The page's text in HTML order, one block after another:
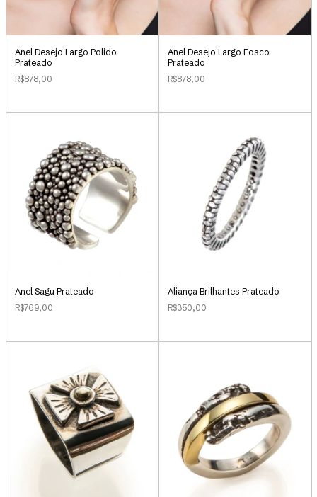
Anel Desejo Largo Polido
Prateado
R$878,00
Anel Desejo Largo Fosco
Prateado
R$878,00
Anel Sagu Prateado
R$769,00
Aliança Brilhantes Prateado
R$350,00